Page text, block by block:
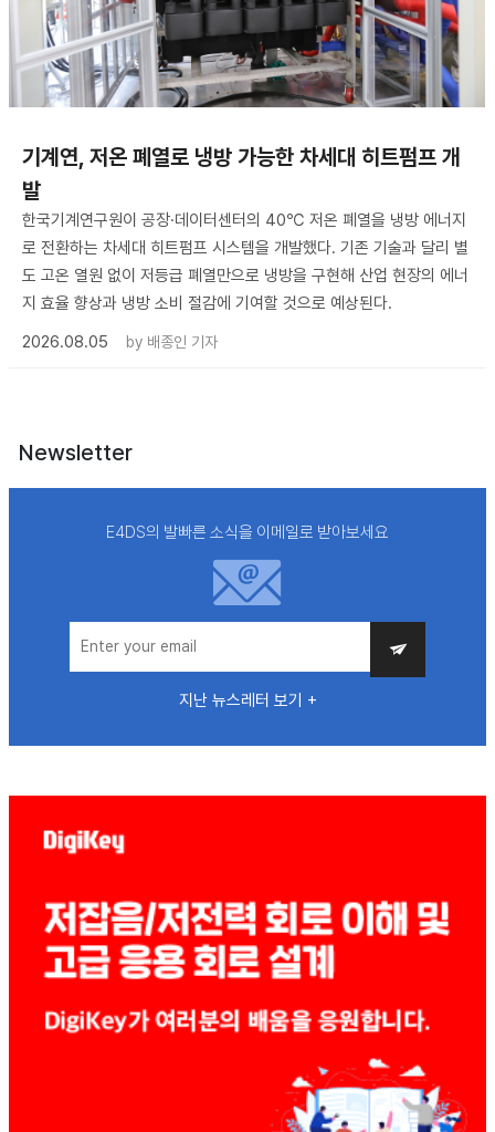
기계연, 저온 폐열로 냉방 가능한 차세대 히트펌프 개
발
한국기계연구원이 공장·데이터센터의 40℃ 저온 폐열을 냉방 에너지
로 전환하는 차세대 히트펌프 시스템을 개발했다. 기존 기술과 달리 별
도 고온 열원 없이 저등급 폐열만으로 냉방을 구현해 산업 현장의 에너
지 효율 향상과 냉방 소비 절감에 기여할 것으로 예상된다.
2026.08.05
by 배종인 기자
Newsletter
E4DS의 발빠른 소식을 이메일로 받아보세요
지난 뉴스레터 보기 +